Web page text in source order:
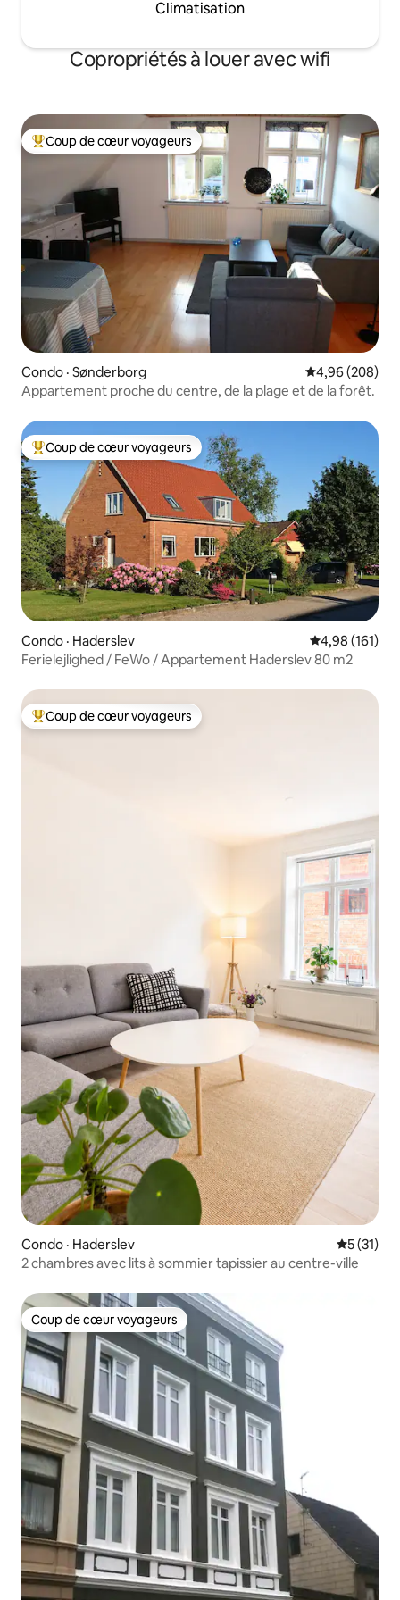
Climatisation
Copropriétés à louer avec wifi
Coup de cœur voyageurs parmi les plus aimés
Coup de cœur voyageurs
Condo · Sønderborg Note
4,96 (208)
Appartement proche du centre, de la plage et de la forêt.
Coup de cœur voyageurs parmi les plus aimés
Coup de cœur voyageurs
Condo · Haderslev Note
4,98 (161)
Ferielejlighed / FeWo / Appartement Haderslev 80 m2
Coup de cœur voyageurs parmi les plus aimés
Coup de cœur voyageurs
Condo · Haderslev Note
5 (31)
2 chambres avec lits à sommier tapissier au centre-ville
Coup de cœur voyageurs
Coup de cœur voyageurs